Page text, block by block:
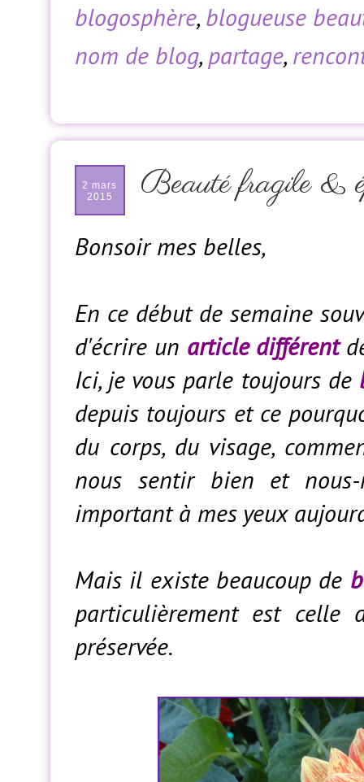
blogosphère, blogueuse
nom de blog, partage,
2 mars
2015
Beauté fragile &
Bonsoir mes belles,
En ce début de semaine
d'écrire un article différent
Ici, je vous parle toujours de
depuis toujours et ce
du corps, du visage,
nous sentir bien et
important à mes yeux
Mais il existe beaucoup de
particulièrement est
préservée.